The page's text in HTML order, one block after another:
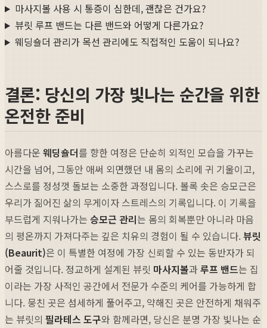
마사지볼 사용 시 통증이 심한데, 괜찮은 건가요?
뷰릿 루프 밴드는 다른 밴드와 어떻게 다른가요?
웨딩숄더 관리가 목선 관리에도 직접적인 도움이 되나요?
결론: 당신의 가장 빛나는 순간을 위한
온전한 준비
아름다운 웨딩숄더를 향한 여정은 단순히 외적인 모습을 가꾸는
시간을 넘어, 그동안 애써 외면했던 내 몸의 소리에 귀 기울이고,
스스로를 정성껏 돌보는 소중한 과정입니다. 볼록 솟은 승모근은
우리가 짊어진 삶의 무게이자 스트레스의 기록입니다. 이 기록을
부드럽게 지워나가는 승모근 관리는 몸의 회복뿐만 아니라 마음
의 평온까지 가져다주는 깊은 치유의 경험이 될 수 있습니다.뷰릿
(Beaurit)은 이 특별한 여정에 가장 신뢰할 수 있는 동반자가 되
어줄 것입니다. 정교하게 설계된 뷰릿 마사지볼과루프 밴드는 집
이라는 가장 사적인 공간에서 전문가 수준의 케어를 가능하게 합
니다. 뭉친 곳은 섬세하게 풀어주고, 약해진 곳은 안전하게 채워주
는 뷰릿의 필라테스 도구와 함께라면, 당신은 분명 가장 빛나는 순